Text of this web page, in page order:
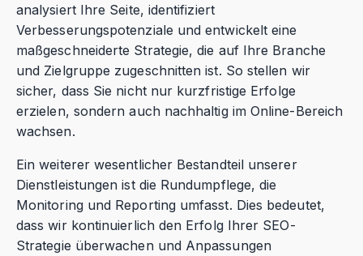
analysiert Ihre Seite, identifiziert
Verbesserungspotenziale und entwickelt eine
maßgeschneiderte Strategie, die auf Ihre Branche
und Zielgruppe zugeschnitten ist. So stellen wir
sicher, dass Sie nicht nur kurzfristige Erfolge
erzielen, sondern auch nachhaltig im Online-Bereich
wachsen.
Ein weiterer wesentlicher Bestandteil unserer
Dienstleistungen ist die Rundumpflege, die
Monitoring und Reporting umfasst. Dies bedeutet,
dass wir kontinuierlich den Erfolg Ihrer SEO-
Strategie überwachen und Anpassungen